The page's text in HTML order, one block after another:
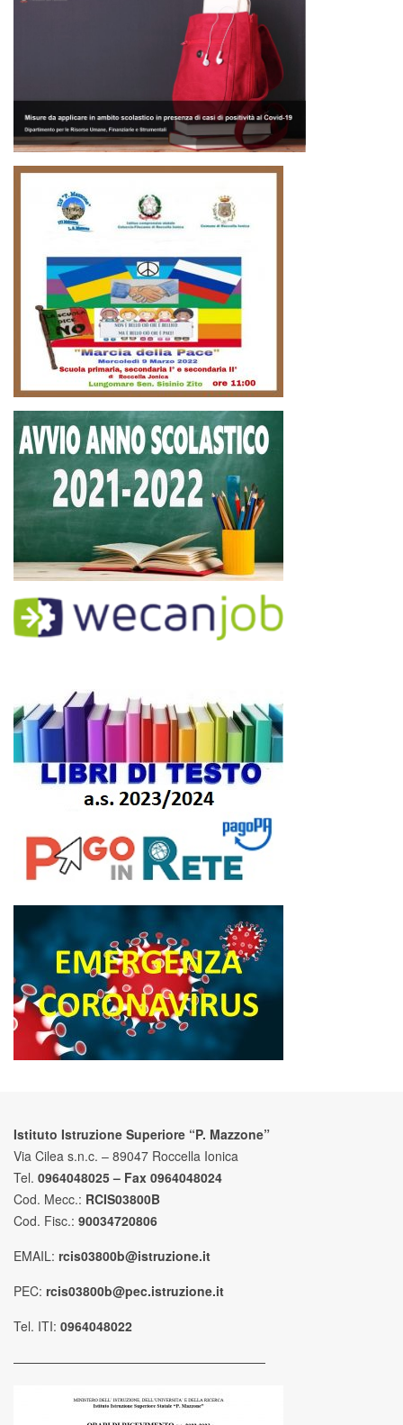
Istituto Istruzione Superiore “P. Mazzone”
Via Cilea s.n.c. – 89047 Roccella Ionica
Tel. 0964048025 – Fax 0964048024
Cod. Mecc.: RCIS03800B
Cod. Fisc.: 90034720806
EMAIL: rcis03800b@istruzione.it
PEC: rcis03800b@pec.istruzione.it
Tel. ITI: 0964048022
————————————————————